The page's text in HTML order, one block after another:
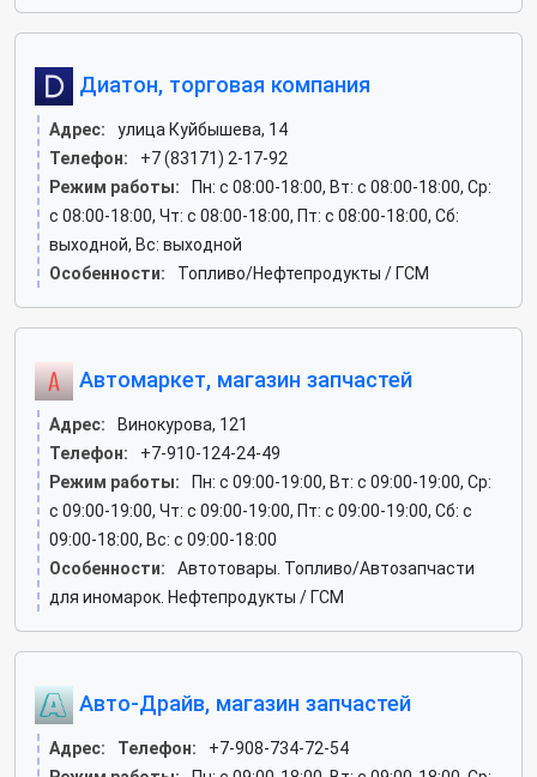
Диатон, торговая компания
Адрес:
улица Куйбышева, 14
Телефон:
+7 (83171) 2-17-92
Режим работы:
Пн: c 08:00-18:00, Вт: c 08:00-18:00, Ср:
c 08:00-18:00, Чт: c 08:00-18:00, Пт: c 08:00-18:00, Сб:
выходной, Вс: выходной
Особенности:
Топливо/Нефтепродукты / ГСМ
Автомаркет, магазин запчастей
Адрес:
Винокурова, 121
Телефон:
+7-910-124-24-49
Режим работы:
Пн: c 09:00-19:00, Вт: c 09:00-19:00, Ср:
c 09:00-19:00, Чт: c 09:00-19:00, Пт: c 09:00-19:00, Сб: c
09:00-18:00, Вс: c 09:00-18:00
Особенности:
Автотовары. Топливо/Автозапчасти
для иномарок. Нефтепродукты / ГСМ
Авто-Драйв, магазин запчастей
Адрес: Телефон:
+7-908-734-72-54